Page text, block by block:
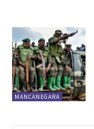
MANCANEGARA